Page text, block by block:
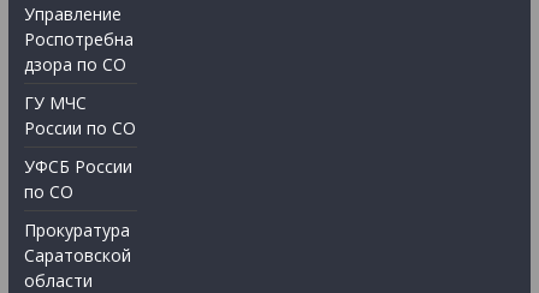
Управление
Роспотребна
дзора по СО
ГУ МЧС
России по СО
УФСБ России
по СО
Прокуратура
Саратовской
области